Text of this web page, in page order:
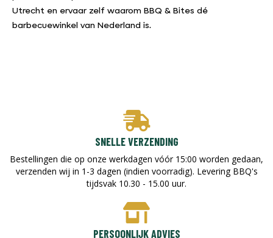
Utrecht en ervaar zelf waarom BBQ & Bites dé
barbecuewinkel van Nederland is.
SNELLE VERZENDING
Bestellingen die op onze werkdagen vóór 15:00 worden gedaan,
verzenden wij in 1-3 dagen (indien voorradig). Levering BBQ's
tijdsvak 10.30 - 15.00 uur.
PERSOONLIJK ADVIES